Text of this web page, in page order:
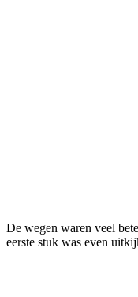
De wegen waren veel
eerste stuk was even